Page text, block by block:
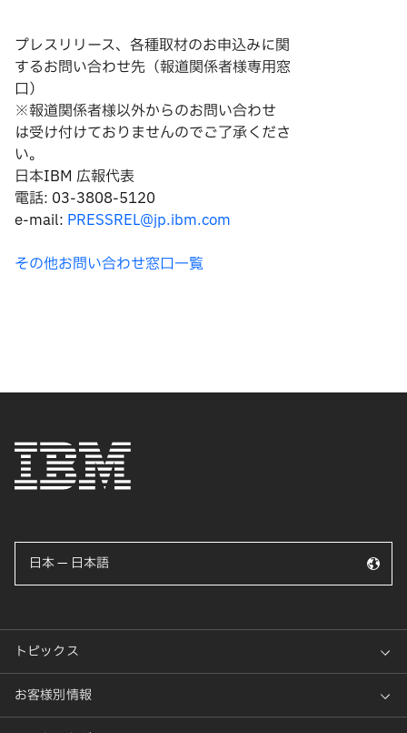
プレスリリース、各種取材のお申込みに関
するお問い合わせ先（報道関係者様専用窓
口）
※報道関係者様以外からのお問い合わせ
は受け付けておりませんのでご了承くださ
い。
日本IBM 広報代表
電話: 03-3808-5120
e-mail: PRESSREL@jp.ibm.com
その他お問い合わせ窓口一覧
日本 — 日本語